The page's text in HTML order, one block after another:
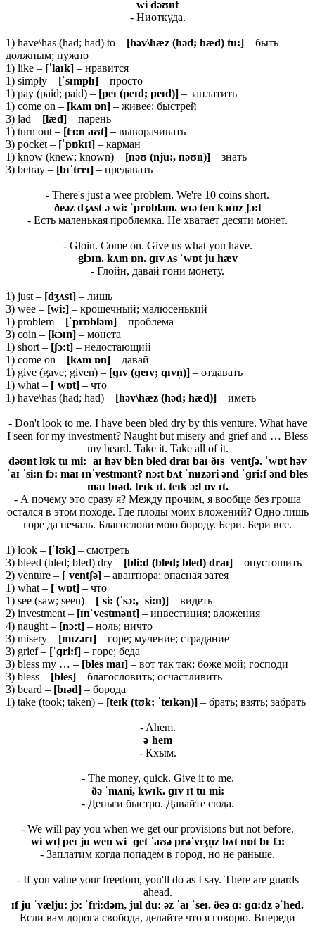
wi dəʊnt
- Ниоткуда.
1) have\has (had; had) to – [həv\hæz (həd; hæd) tu:] – быть
должным; нужно
1) like – [ˈlaɪk] – нравится
1) simply – [ˈsɪmplɪ] – просто
1) pay (paid; paid) – [peɪ (peɪd; peɪd)] – заплатить
1) come on – [kʌm ɒn] – живее; быстрей
3) lad – [læd] – парень
1) turn out – [tɜ:n aʊt] – выворачивать
3) pocket – [ˈpɒkɪt] – карман
1) know (knew; known) – [nəʊ (nju:, nəʊn)] – знать
3) betray – [bɪˈtreɪ] – предавать
- There's just a wee problem. We're 10 coins short.
ðeəz dʒʌst ə wi: ˈprɒbləm. wɪə ten kɔɪnz ʃɔ:t
- Есть маленькая проблемка. Не хватает десяти монет.
- Gloin. Come on. Give us what you have.
glɔɪn. kʌm ɒn. ɡɪv ʌs ˈwɒt ju hæv
- Глойн, давай гони монету.
1) just – [dʒʌst] – лишь
3) wee – [wi:] – крошечный; малюсенький
1) problem – [ˈprɒbləm] – проблема
3) coin – [kɔɪn] – монета
1) short – [ʃɔ:t] – недостающий
1) come on – [kʌm ɒn] – давай
1) give (gave; given) – [ɡɪv (ɡeɪv; ɡɪvn̩)] – отдавать
1) what – [ˈwɒt] – что
1) have\has (had; had) – [həv\hæz (həd; hæd)] – иметь
- Don't look to me. I have been bled dry by this venture. What have
I seen for my investment? Naught but misery and grief and … Bless
my beard. Take it. Take all of it.
dəʊnt lʊk tu mi: ˈaɪ həv bi:n bled draɪ baɪ ðɪs ˈventʃə. ˈwɒt həv
ˈaɪ ˈsi:n fɔ: maɪ ɪnˈvestmənt? nɔ:t bʌt ˈmɪzəri ənd ˈɡri:f ənd bles
maɪ bɪəd. teɪk ɪt. teɪk ɔ:l ɒv ɪt.
- А почему это сразу я? Между прочим, я вообще без гроша
остался в этом походе. Где плоды моих вложений? Одно лишь
горе да печаль. Благослови мою бороду. Бери. Бери все.
1) look – [ˈlʊk] – смотреть
3) bleed (bled; bled) dry – [bli:d (bled; bled) draɪ] – опустошить
2) venture – [ˈventʃə] – авантюра; опасная затея
1) what – [ˈwɒt] – что
1) see (saw; seen) – [ˈsi: (ˈsɔ:, ˈsi:n)] – видеть
2) investment – [ɪnˈvestmənt] – инвестиция; вложения
4) naught – [nɔ:t] – ноль; ничто
3) misery – [mɪzərɪ] – горе; мучение; страдание
3) grief – [ˈɡri:f] – горе; беда
3) bless my … – [bles maɪ] – вот так так; боже мой; господи
3) bless – [bles] – благословить; осчастливить
3) beard – [bɪəd] – борода
1) take (took; taken) – [teɪk (tʊk; ˈteɪkən)] – брать; взять; забрать
- Ahem.
əˈhem
- Кхым.
- The money, quick. Give it to me.
ðə ˈmʌni, kwɪk. ɡɪv ɪt tu mi:
- Деньги быстро. Давайте сюда.
- We will pay you when we get our provisions but not before.
wi wɪl̩ peɪ ju wen wi ˈɡet ˈaʊə prəˈvɪʒn̩z bʌt nɒt bɪˈfɔ:
- Заплатим когда попадем в город, но не раньше.
- If you value your freedom, you'll do as I say. There are guards
ahead.
ɪf ju ˈvælju: jɔ: ˈfri:dəm, jul du: əz ˈaɪ ˈseɪ. ðeə ɑ: ɡɑ:dz əˈhed.
Если вам дорога свобода, делайте что я говорю. Впереди